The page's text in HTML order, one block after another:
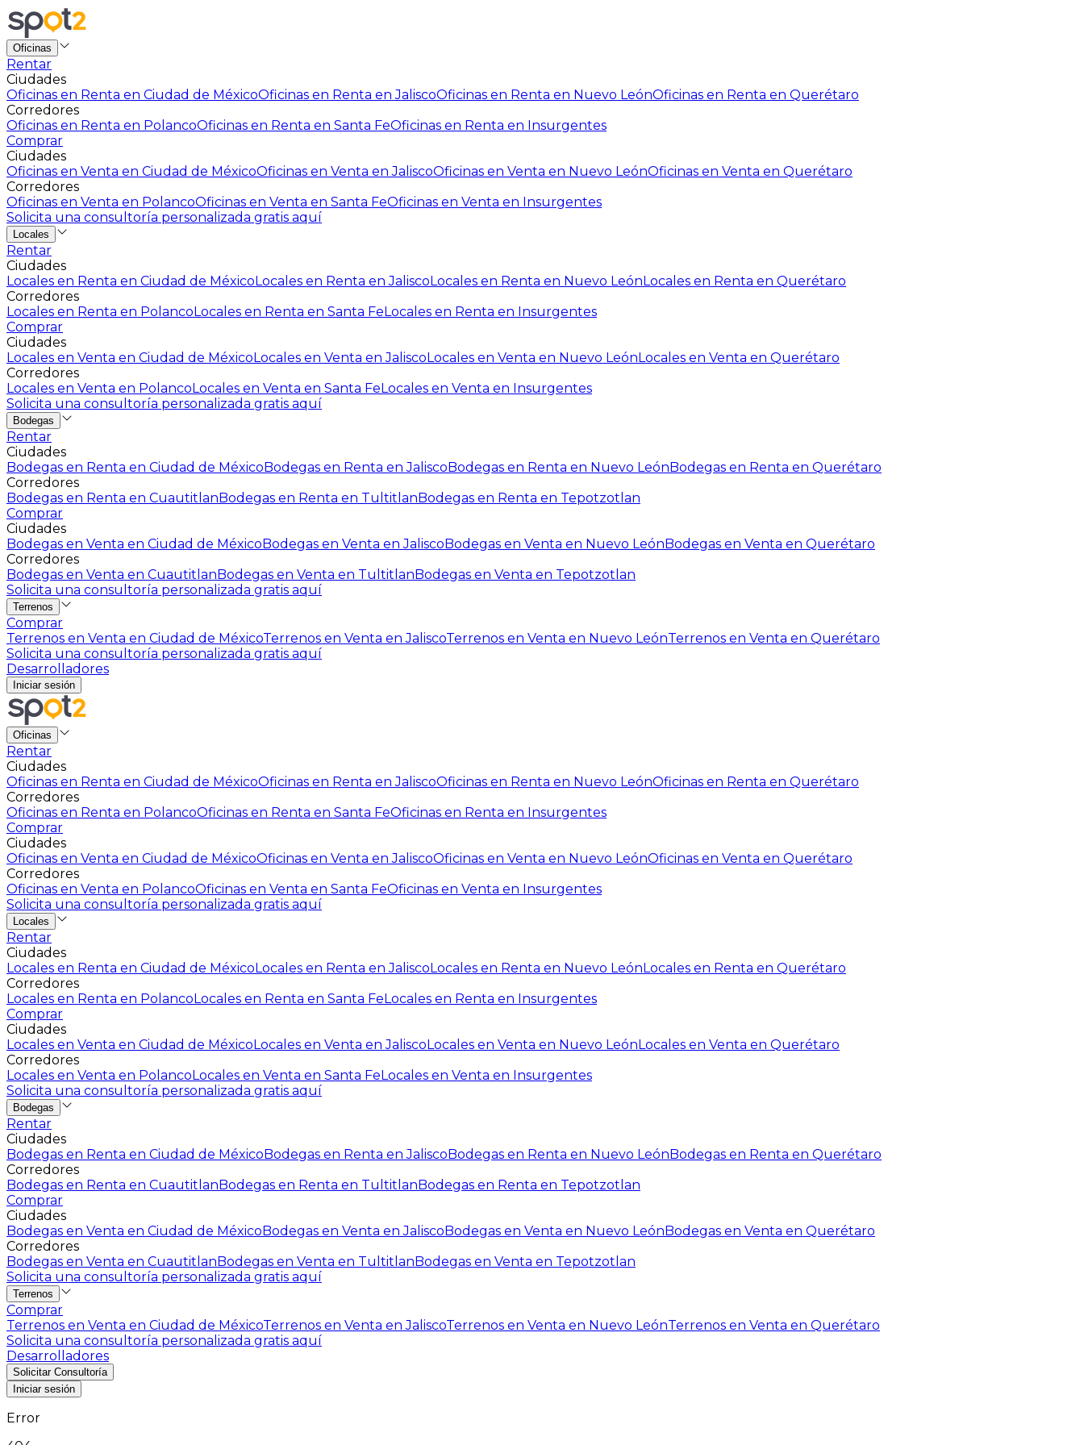
Oficinas
Rentar
Ciudades
Oficinas en Renta en Ciudad de MéxicoOficinas en Renta en JaliscoOficinas en Renta en Nuevo LeónOficinas en Renta en Querétaro
Corredores
Oficinas en Renta en PolancoOficinas en Renta en Santa FeOficinas en Renta en Insurgentes
Comprar
Ciudades
Oficinas en Venta en Ciudad de MéxicoOficinas en Venta en JaliscoOficinas en Venta en Nuevo LeónOficinas en Venta en Querétaro
Corredores
Oficinas en Venta en PolancoOficinas en Venta en Santa FeOficinas en Venta en Insurgentes
Solicita una consultoría personalizada gratis aquí
Locales
Rentar
Ciudades
Locales en Renta en Ciudad de MéxicoLocales en Renta en JaliscoLocales en Renta en Nuevo LeónLocales en Renta en Querétaro
Corredores
Locales en Renta en PolancoLocales en Renta en Santa FeLocales en Renta en Insurgentes
Comprar
Ciudades
Locales en Venta en Ciudad de MéxicoLocales en Venta en JaliscoLocales en Venta en Nuevo LeónLocales en Venta en Querétaro
Corredores
Locales en Venta en PolancoLocales en Venta en Santa FeLocales en Venta en Insurgentes
Solicita una consultoría personalizada gratis aquí
Bodegas
Rentar
Ciudades
Bodegas en Renta en Ciudad de MéxicoBodegas en Renta en JaliscoBodegas en Renta en Nuevo LeónBodegas en Renta en Querétaro
Corredores
Bodegas en Renta en CuautitlanBodegas en Renta en TultitlanBodegas en Renta en Tepotzotlan
Comprar
Ciudades
Bodegas en Venta en Ciudad de MéxicoBodegas en Venta en JaliscoBodegas en Venta en Nuevo LeónBodegas en Venta en Querétaro
Corredores
Bodegas en Venta en CuautitlanBodegas en Venta en TultitlanBodegas en Venta en Tepotzotlan
Solicita una consultoría personalizada gratis aquí
Terrenos
Comprar
Terrenos en Venta en Ciudad de MéxicoTerrenos en Venta en JaliscoTerrenos en Venta en Nuevo LeónTerrenos en Venta en Querétaro
Solicita una consultoría personalizada gratis aquí
Desarrolladores
Iniciar sesión
Oficinas
Rentar
Ciudades
Oficinas en Renta en Ciudad de MéxicoOficinas en Renta en JaliscoOficinas en Renta en Nuevo LeónOficinas en Renta en Querétaro
Corredores
Oficinas en Renta en PolancoOficinas en Renta en Santa FeOficinas en Renta en Insurgentes
Comprar
Ciudades
Oficinas en Venta en Ciudad de MéxicoOficinas en Venta en JaliscoOficinas en Venta en Nuevo LeónOficinas en Venta en Querétaro
Corredores
Oficinas en Venta en PolancoOficinas en Venta en Santa FeOficinas en Venta en Insurgentes
Solicita una consultoría personalizada gratis aquí
Locales
Rentar
Ciudades
Locales en Renta en Ciudad de MéxicoLocales en Renta en JaliscoLocales en Renta en Nuevo LeónLocales en Renta en Querétaro
Corredores
Locales en Renta en PolancoLocales en Renta en Santa FeLocales en Renta en Insurgentes
Comprar
Ciudades
Locales en Venta en Ciudad de MéxicoLocales en Venta en JaliscoLocales en Venta en Nuevo LeónLocales en Venta en Querétaro
Corredores
Locales en Venta en PolancoLocales en Venta en Santa FeLocales en Venta en Insurgentes
Solicita una consultoría personalizada gratis aquí
Bodegas
Rentar
Ciudades
Bodegas en Renta en Ciudad de MéxicoBodegas en Renta en JaliscoBodegas en Renta en Nuevo LeónBodegas en Renta en Querétaro
Corredores
Bodegas en Renta en CuautitlanBodegas en Renta en TultitlanBodegas en Renta en Tepotzotlan
Comprar
Ciudades
Bodegas en Venta en Ciudad de MéxicoBodegas en Venta en JaliscoBodegas en Venta en Nuevo LeónBodegas en Venta en Querétaro
Corredores
Bodegas en Venta en CuautitlanBodegas en Venta en TultitlanBodegas en Venta en Tepotzotlan
Solicita una consultoría personalizada gratis aquí
Terrenos
Comprar
Terrenos en Venta en Ciudad de MéxicoTerrenos en Venta en JaliscoTerrenos en Venta en Nuevo LeónTerrenos en Venta en Querétaro
Solicita una consultoría personalizada gratis aquí
Desarrolladores
Solicitar Consultoría
Iniciar sesión
Error